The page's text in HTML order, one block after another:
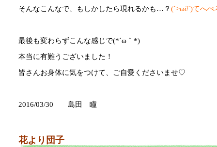
そんなこんなで、もしかしたら現れるかも…？ (´>ω∂`)てへ
最後も変わらずこんな感じで(*´ω｀*)
本当に有難うございました！
皆さんお身体に気をつけて、ご自愛くださいませ♡
2016/03/30 島田 瞳
花より団子